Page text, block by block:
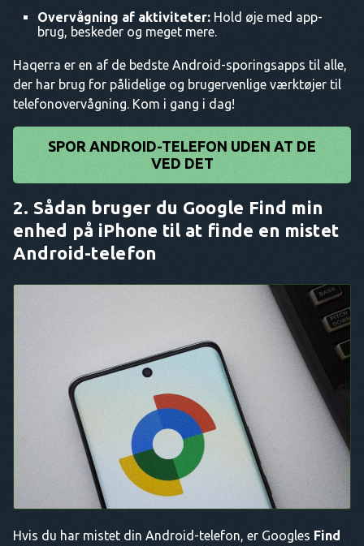
Overvågning af aktiviteter: Hold øje med app-
brug, beskeder og meget mere.
Haqerra er en af de bedste Android-sporingsapps til alle,
der har brug for pålidelige og brugervenlige værktøjer til
telefonovervågning. Kom i gang i dag!
SPOR ANDROID-TELEFON UDEN AT DE
VED DET
2. Sådan bruger du Google Find min
enhed på iPhone til at finde en mistet
Android-telefon
Hvis du har mistet din Android-telefon, er Googles Find